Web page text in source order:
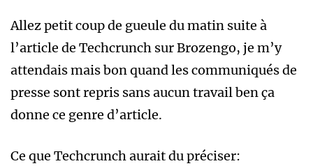
Allez petit coup de gueule du matin suite à
l’article de Techcrunch sur Brozengo, je m’y
attendais mais bon quand les communiqués de
presse sont repris sans aucun travail ben ça
donne ce genre d’article.
Ce que Techcrunch aurait du préciser: